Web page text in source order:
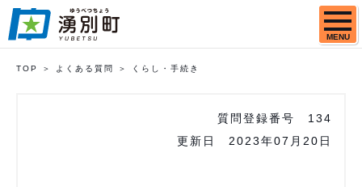
MENU
TOP よくある質問 くらし・手続き
質問登録番号
134
更新日
2023年07月20日